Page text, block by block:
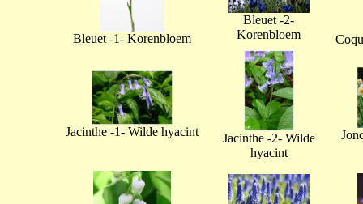
Bleuet -1- Korenbloem
Bleuet -2-
Korenbloem
Jacinthe -1- Wilde hyacint
Jacinthe -2- Wilde
hyacint